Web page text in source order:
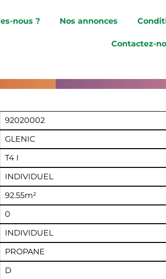
nous ? Nos annonces
Contactez-
92020002
GLENIC
T4 I
INDIVIDUEL
92.55m²
0
INDIVIDUEL
PROPANE
D